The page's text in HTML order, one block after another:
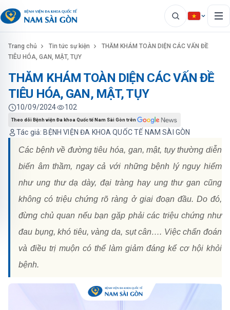
Trang chủ Tin tức sự kiện
THĂM KHÁM TOÀN DIỆN CÁC VẤN ĐỀ
TIÊU HÓA, GAN, MẬT, TỤY
THĂM KHÁM TOÀN DIỆN CÁC VẤN ĐỀ
TIÊU HÓA, GAN, MẬT, TỤY
Tác giả: BỆNH VIỆN ĐA KHOA QUỐC TẾ NAM SÀI GÒN
10/09/2024 102
Theo dõi Bệnh viện Đa khoa Quốc tế Nam Sài Gòn trên
Các bệnh về đường tiêu hóa, gan, mật, tụy thường diễn
biến âm thầm, ngay cả với những bệnh lý nguy hiểm
như ung thư dạ dày, đại tràng hay ung thư gan cũng
không có triệu chứng rõ ràng ở giai đoạn đầu. Do đó,
đừng chủ quan nếu bạn gặp phải các triệu chứng như
đau bụng, khó tiêu, vàng da, sụt cân…. Việc chẩn đoán
và điều trị muộn có thể làm giảm đáng kể cơ hội khỏi
bệnh.